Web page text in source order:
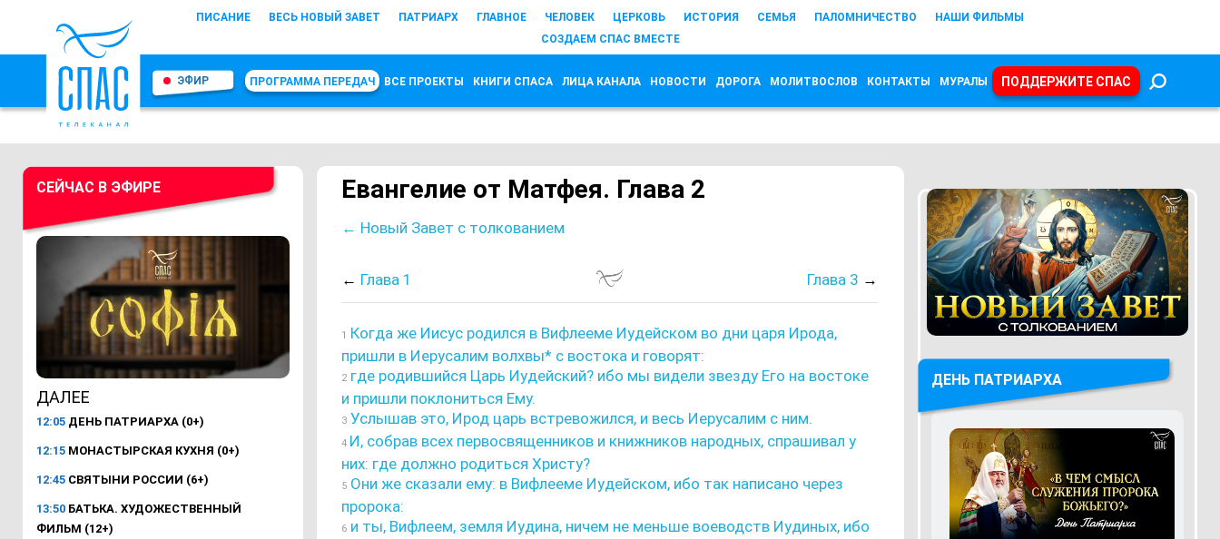
ПИСАНИЕ ВЕСЬ НОВЫЙ ЗАВЕТ ПАТРИАРХ ГЛАВНОЕ ЧЕЛОВЕК ЦЕРКОВЬ ИСТОРИЯ СЕМЬЯ ПАЛОМНИЧЕСТВО
НАШИ ФИЛЬМЫ
СОЗДАЕМ СПАС ВМЕСТЕ
ЭФИР ПРОГРАММА ПЕРЕДАЧ ВСЕ ПРОЕКТЫ КНИГИ СПАСА ЛИЦА КАНАЛА НОВОСТИ ДОРОГА МОЛИТВОСЛОВ КОНТАКТЫ МУРАЛЫ ПОДДЕРЖИТЕ СПАС
СЕЙЧАС В ЭФИРЕ
ДАЛЕЕ
12:05 ДЕНЬ ПАТРИАРХА (0+)
12:15 МОНАСТЫРСКАЯ КУХНЯ (0+)
12:45 СВЯТЫНИ РОССИИ (6+)
13:50 БАТЬКА. ХУДОЖЕСТВЕННЫЙ
ФИЛЬМ (12+)
Евангелие от Матфея. Глава 2
← Новый Завет с толкованием
← Глава 1 Глава 3 →
1
Когда же Иисус родился в Вифлееме Иудейском во дни царя Ирода,
пришли в Иерусалим волхвы* с востока и говорят:
2где родившийся Царь Иудейский? ибо мы видели звезду Его на востоке
и пришли поклониться Ему.
3 Услышав это, Ирод царь встревожился, и весь Иерусалим с ним.
4 И, собрав всех первосвященников и книжников народных, спрашивал у
них: где должно родиться Христу?
5 Они же сказали ему: в Вифлееме Иудейском, ибо так написано через
пророка:
6 и ты, Вифлеем, земля Иудина, ничем не меньше воеводств Иудиных, ибо
ДЕНЬ ПАТРИАРХА